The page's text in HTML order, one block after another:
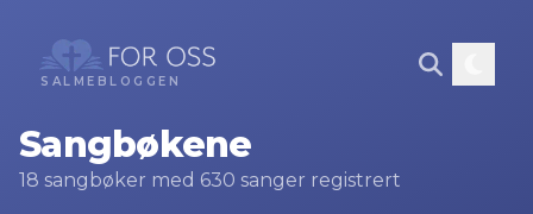
SALMEBLOGGEN
Sangbøkene
18 sangbøker med 630 sanger registrert